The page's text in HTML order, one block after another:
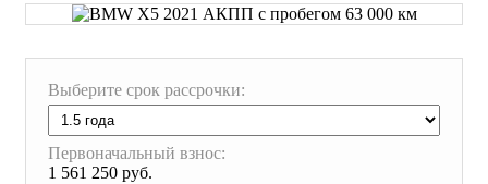
Выберите срок рассрочки:
Первоначальный взнос:
1 561 250 руб.